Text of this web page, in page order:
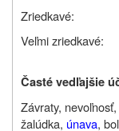
Zriedkavé:
Veľmi zriedkavé:
Časté vedľajšie
Závraty,
žalúdka, únava,